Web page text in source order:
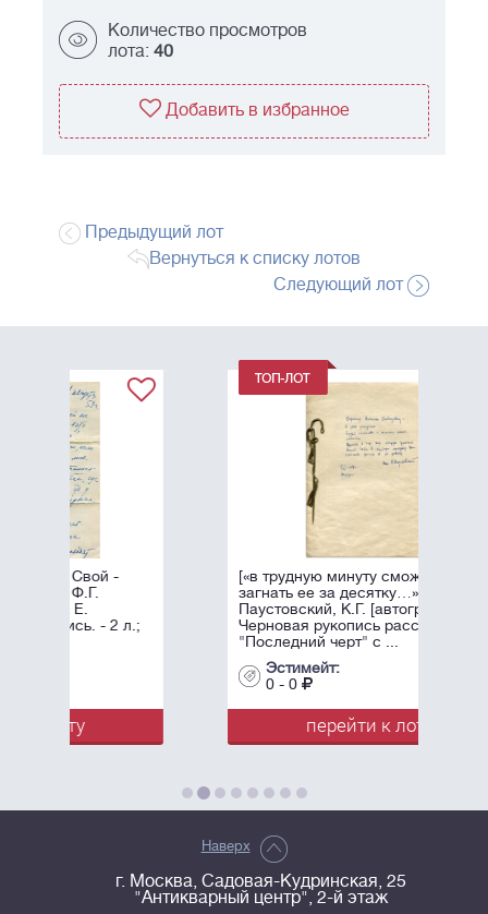
Количество просмотров
лота: 40
Добавить в избранное
Предыдущий лот
Вернуться к списку лотов
Следующий лот
[«в трудную минуту сможете
загнать ее за десятку…»]
Паустовский, К.Г. [автограф].
Черновая рукопись рассказа
"Последний черт" с ...
перейти к лоту
Наверх
г. Москва, Садовая-Кудринская, 25
"Антикварный центр", 2-й этаж